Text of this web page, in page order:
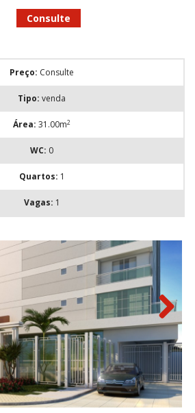
Consulte
Preço: Consulte
Tipo: venda
Área: 31.00m2
WC: 0
Quartos: 1
Vagas: 1
Next